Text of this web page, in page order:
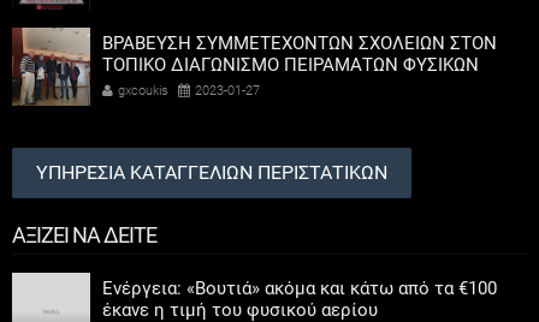
ΒΡΑΒΕΥΣΗ ΣΥΜΜΕΤΕΧΟΝΤΩΝ ΣΧΟΛΕΙΩΝ ΣΤΟΝ
ΤΟΠΙΚΟ ΔΙΑΓΩΝΙΣΜΟ ΠΕΙΡΑΜΑΤΩΝ ΦΥΣΙΚΩΝ
ΕΠΙΣΤΗΜΩΝ
gxcoukis 2023-01-27
ΥΠΗΡΕΣΙΑ ΚΑΤΑΓΓΕΛΙΩΝ ΠΕΡΙΣΤΑΤΙΚΩΝ
ΑΞΙΖΕΙ ΝΑ ΔΕΙΤΕ
Ενέργεια: «Βουτιά» ακόμα και κάτω από τα €100
έκανε η τιμή του φυσικού αερίου